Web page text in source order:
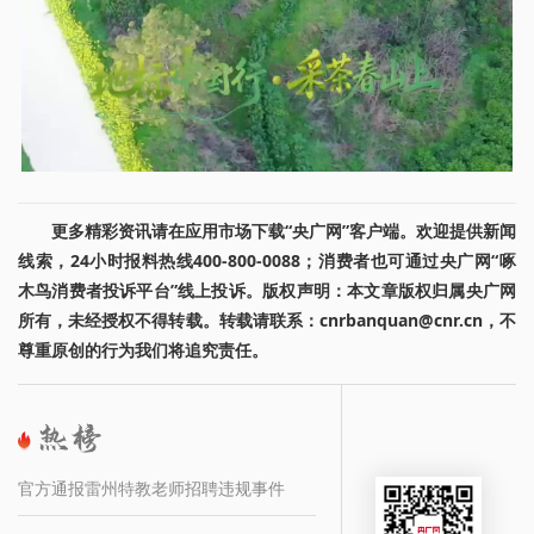
更多精彩资讯请在应用市场下载“央广网”客户端。欢迎提供新闻
线索，24小时报料热线400-800-0088；消费者也可通过央广网“啄
木鸟消费者投诉平台”线上投诉。版权声明：本文章版权归属央广网
所有，未经授权不得转载。转载请联系：cnrbanquan@cnr.cn，不
尊重原创的行为我们将追究责任。
官方通报雷州特教老师招聘违规事件